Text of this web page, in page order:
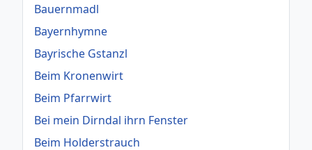
Bauernmadl
Bayernhymne
Bayrische Gstanzl
Beim Kronenwirt
Beim Pfarrwirt
Bei mein Dirndal ihrn Fenster
Beim Holderstrauch